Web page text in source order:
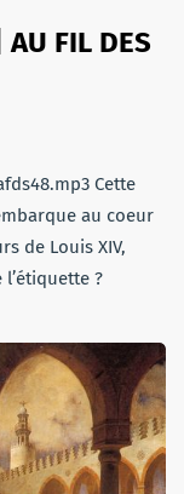
FIL DES
Cette
au coeur
de Louis XIV,
l’étiquette ?